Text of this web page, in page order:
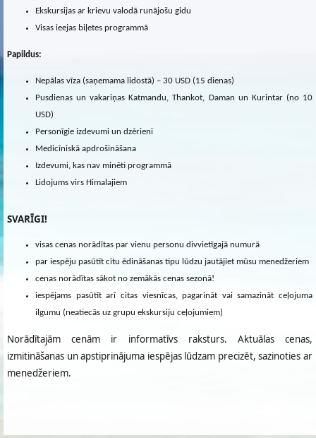
Ekskursijas ar krievu valodā runājošu gidu
Visas ieejas biļetes programmā
Papildus:
Nepālas vīza (saņemama lidostā) – 30 USD (15 dienas)
Pusdienas un vakariņas Katmandu, Thankot, Daman un Kurintar (no 10
USD)
Personīgie izdevumi un dzērieni
Medicīniskā apdrošināšana
Izdevumi, kas nav minēti programmā
Lidojums virs Himalajiem
SVARĪGI!
visas cenas norādītas par vienu personu divvietīgajā numurā
par iespēju pasūtīt citu ēdināšanas tipu lūdzu jautājiet mūsu menedžeriem
cenas norādītas sākot no zemākās cenas sezonā!
iespējams pasūtīt arī citas viesnīcas, pagarināt vai samazināt ceļojuma
ilgumu (neatiecās uz grupu ekskursiju ceļojumiem)
Norādītajām cenām ir informatīvs raksturs. Aktuālas cenas,
izmitināšanas un apstiprinājuma iespējas lūdzam precizēt, sazinoties ar
menedžeriem.